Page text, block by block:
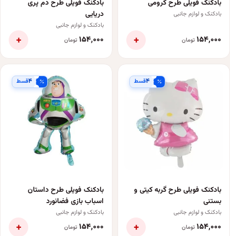
بادکنک فویلی طرح کرومی
بادکنک و لوازم جانبی
۱۵۴٬۰۰۰ تومان +
بادکنک فویلی طرح دم پری
دریایی
بادکنک و لوازم جانبی
۱۵۴٬۰۰۰ تومان +
۴قسط
بادکنک فویلی طرح گربه کیتی و
بستنی
بادکنک و لوازم جانبی
۱۵۴٬۰۰۰ تومان +
۴قسط
بادکنک فویلی طرح داستان
اسباب بازی فضانورد
بادکنک و لوازم جانبی
۱۵۴٬۰۰۰ تومان +